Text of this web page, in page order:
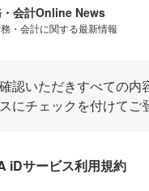
・会計Online News
・会計に関する最新情報
認いただきすべての内
にチェックを付けてご
iDサービス利用規約